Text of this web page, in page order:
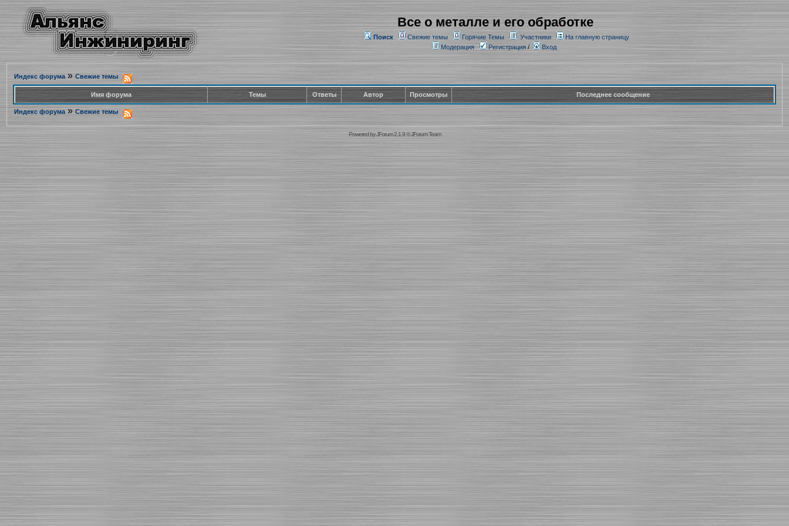
Все о металле и его обработке
Поиск Свежие темы Горячие Темы Участники
На главную страницу
Модерация
Регистрация/ Вход
Индекс форума» Свежие темы
Имя форума Темы Ответы Автор Просмотры Последнее сообщение
Индекс форума » Свежие темы
Powered byJForum 2.1.9©JForum Team